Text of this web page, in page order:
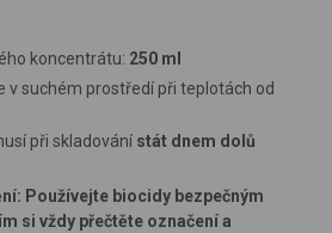
koncentrátu: 250 ml
v suchém prostředí při teplotách od
při skladování stát dnem dolů
Používejte biocidy bezpečným
si vždy přečtěte označení a